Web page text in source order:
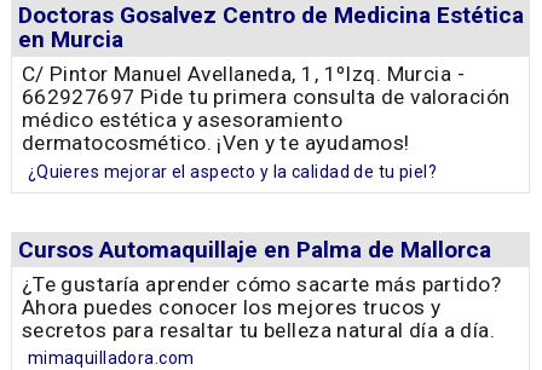
Doctoras Gosalvez Centro de Medicina Estética
en Murcia
C/ Pintor Manuel Avellaneda, 1, 1ºIzq. Murcia -
662927697 Pide tu primera consulta de valoración
médico estética y asesoramiento
dermatocosmético. ¡Ven y te ayudamos!
¿Quieres mejorar el aspecto y la calidad de tu piel?
Cursos Automaquillaje en Palma de Mallorca
¿Te gustaría aprender cómo sacarte más partido?
Ahora puedes conocer los mejores trucos y
secretos para resaltar tu belleza natural día a día.
mimaquilladora.com